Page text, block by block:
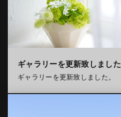
ギャラリーを更新致しました
ギャラリーを更新致しました。